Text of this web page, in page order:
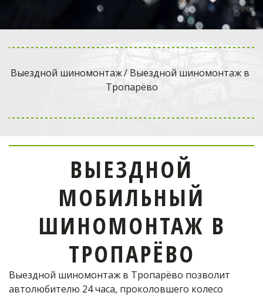
в Одинцово
отремонтирует шину!
Телефон оператора:
+7 (926) 976-03-37
ОФОРМИТЬ ЗАКАЗ
Выездной шиномонтаж / Выездной шиномонтаж в
Тропарёво
ВЫЕЗДНОЙ
МОБИЛЬНЫЙ
ШИНОМОНТАЖ В
ТРОПАРЁВО
Выездной шиномонтаж в Тропарёво позволит
автолюбителю 24 часа, проколовшего колесо